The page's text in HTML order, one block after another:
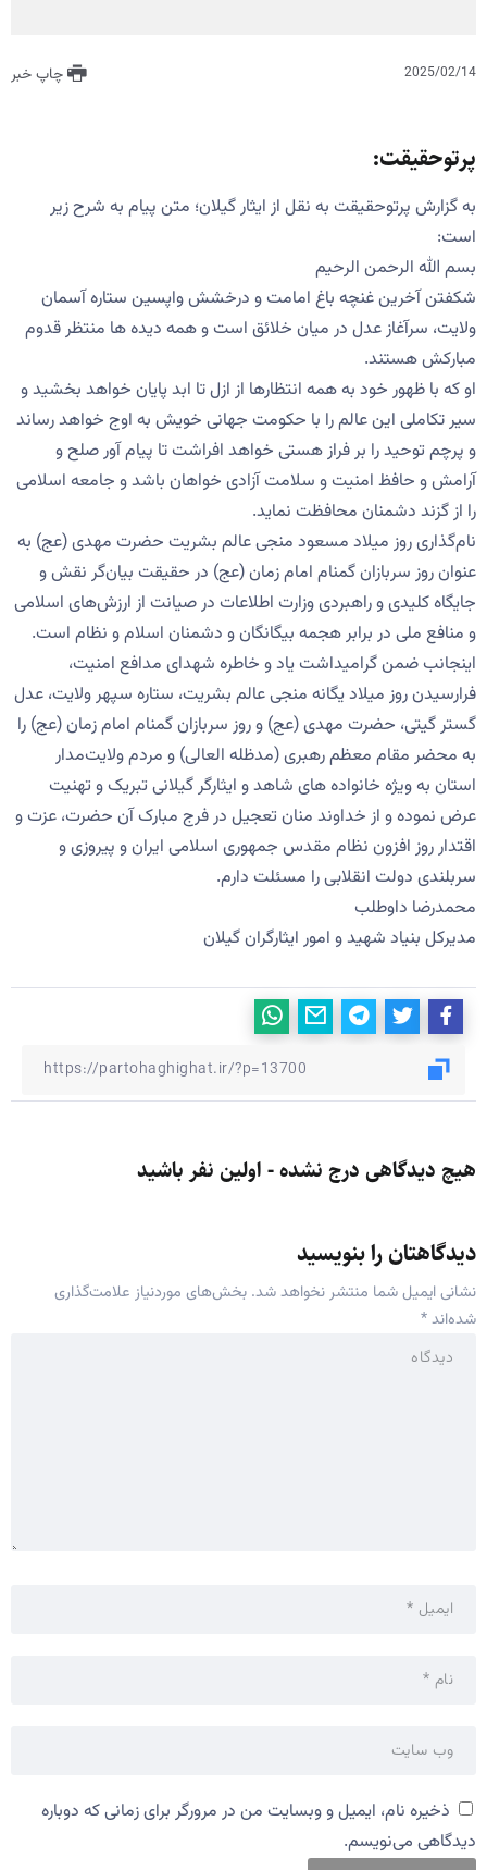
2025/02/14 چاپ خبر
پرتوحقیقت:
به گزارش پرتوحقیقت به نقل از ایثار گیلان؛ متن پیام به شرح زیر
است:
بسم الله الرحمن الرحیم
شکفتن آخرین غنچه باغ امامت و درخشش واپسین ستاره آسمان
ولایت، سرآغاز عدل در میان خلائق است و همه دیده ها منتظر قدوم
مبارکش هستند.
او که با ظهور خود به همه انتظارها از ازل تا ابد پایان خواهد بخشید و
سیر تکاملی این عالم را با حکومت جهانی خویش به اوج خواهد رساند
و پرچم توحید را بر فراز هستی خواهد افراشت تا پیام آور صلح و
آرامش و حافظ امنیت و سلامت آزادی خواهان باشد و جامعه اسلامی
را از گزند دشمنان محافظت نماید.
نام‌گذاری روز میلاد مسعود منجی عالم بشریت حضرت مهدی (عج) به
عنوان روز سربازان گمنام امام زمان (عج) در حقیقت بیان‌گر نقش و
جایگاه کلیدی و راهبردی وزارت اطلاعات در صیانت از ارزش‌های اسلامی
و منافع ملی در برابر هجمه بیگانگان و دشمنان اسلام و نظام است.
اینجانب ضمن گرامیداشت یاد و خاطره شهدای مدافع امنیت،
فرارسیدن روز میلاد یگانه منجی عالم بشریت، ستاره سپهر ولایت، عدل
گستر گیتی، حضرت مهدی (عج) و روز سربازان گمنام امام زمان (عج) را
به محضر مقام معظم رهبری (مدظله العالی) و مردم ولایت‌مدار
استان به ویژه خانواده های شاهد و ایثارگر گیلانی تبریک و تهنیت
عرض نموده و از خداوند منان تعجیل در فرج مبارک آن حضرت، عزت و
اقتدار روز افزون نظام مقدس جمهوری اسلامی ایران و پیروزی و
سربلندی دولت انقلابی را مسئلت دارم.
محمدرضا داوطلب
مدیرکل بنیاد شهید و امور ایثارگران گیلان
هیچ دیدگاهی درج نشده - اولین نفر باشید
دیدگاهتان را بنویسید
نشانی ایمیل شما منتشر نخواهد شد. بخش‌های موردنیاز علامت‌گذاری
شده‌اند*
ذخیره نام، ایمیل و وبسایت من در مرورگر برای زمانی که دوباره
دیدگاهی می‌نویسم.